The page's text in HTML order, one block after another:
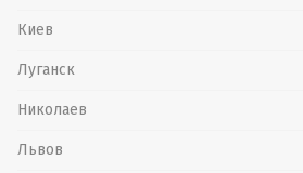
Киев
Луганск
Николаев
Львов